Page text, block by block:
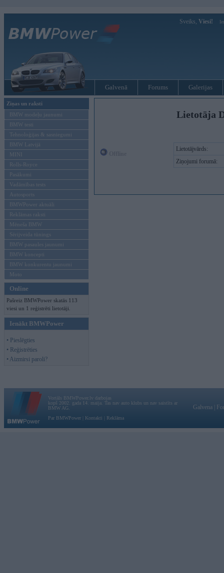
Sveiks, Viesi!
Galvenā Forums Galerijas
Ziņas un raksti
BMW modeļu jaunumi
BMW testi
Tehnoloģijas & sasniegumi
BMW Latvijā
MINI
Rolls-Royce
Pasākumi
Vadāmības tests
Autosports
BMWPower aktuāli
Reklāmas raksti
Mēneša BMW
Sērijveida tūnings
BMW pasaules jaunumi
BMW koncepti
BMW konkurentu jaunumi
Moto
Online
Pašreiz BMWPower skatās 113
viesi un 1 reģistrēti lietotāji.
Ienākt BMWPower
• Pieslēgties
• Reģistrēties
• Aizmirsi paroli?
Lietotāja
Lietotājvārds:
Ziņojumi forumā:
Vortāls BMWPower.lv darbojas
kopš 2002. gada 14. maija. Tas nav auto klubs un nav saistīts ar
BMW AG.
Par BMWPower
Kontakti Reklāma
Galvena